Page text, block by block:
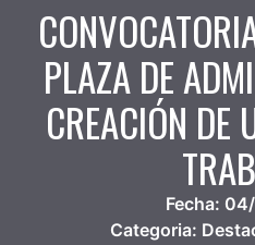
PLAZA DE
CREACIÓN DE
Fecha:
Categoria: